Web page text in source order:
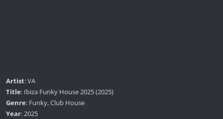
Artist: VA
Title: Ibiza Funky House 2025 (2025)
Genre: Funky, Club House
Year: 2025